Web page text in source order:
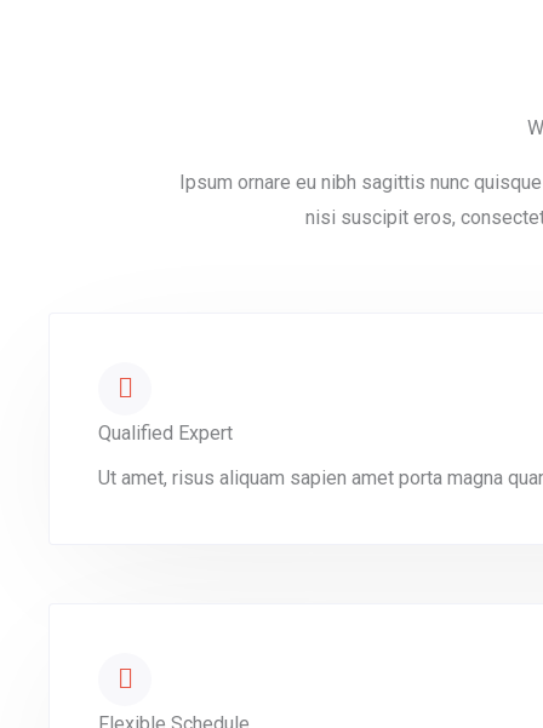
Ipsum ornare eu nibh sagittis nunc
nisi suscipit eros,
Qualified Expert
Ut amet, risus aliquam sapien amet porta magna